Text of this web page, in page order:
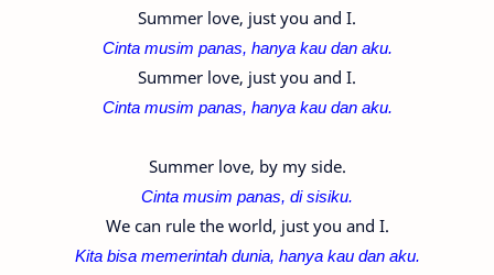
Summer love, just you and I.
Cinta musim panas, hanya kau dan aku.
Summer love, just you and I.
Cinta musim panas, hanya kau dan aku.
Summer love, by my side.
Cinta musim panas, di sisiku.
We can rule the world, just you and I.
Kita bisa memerintah dunia, hanya kau dan aku.